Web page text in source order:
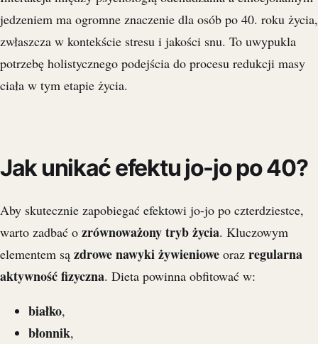
jedzeniem ma ogromne znaczenie dla osób po 40. roku życia,
zwłaszcza w kontekście stresu i jakości snu. To uwypukla
potrzebę holistycznego podejścia do procesu redukcji masy
ciała w tym etapie życia.
Jak unikać efektu jo-jo po 40?
Aby skutecznie zapobiegać efektowi jo-jo po czterdziestce,
warto zadbać o zrównoważony tryb życia. Kluczowym
elementem są zdrowe nawyki żywieniowe oraz regularna
aktywność fizyczna. Dieta powinna obfitować w:
białko,
błonnik,